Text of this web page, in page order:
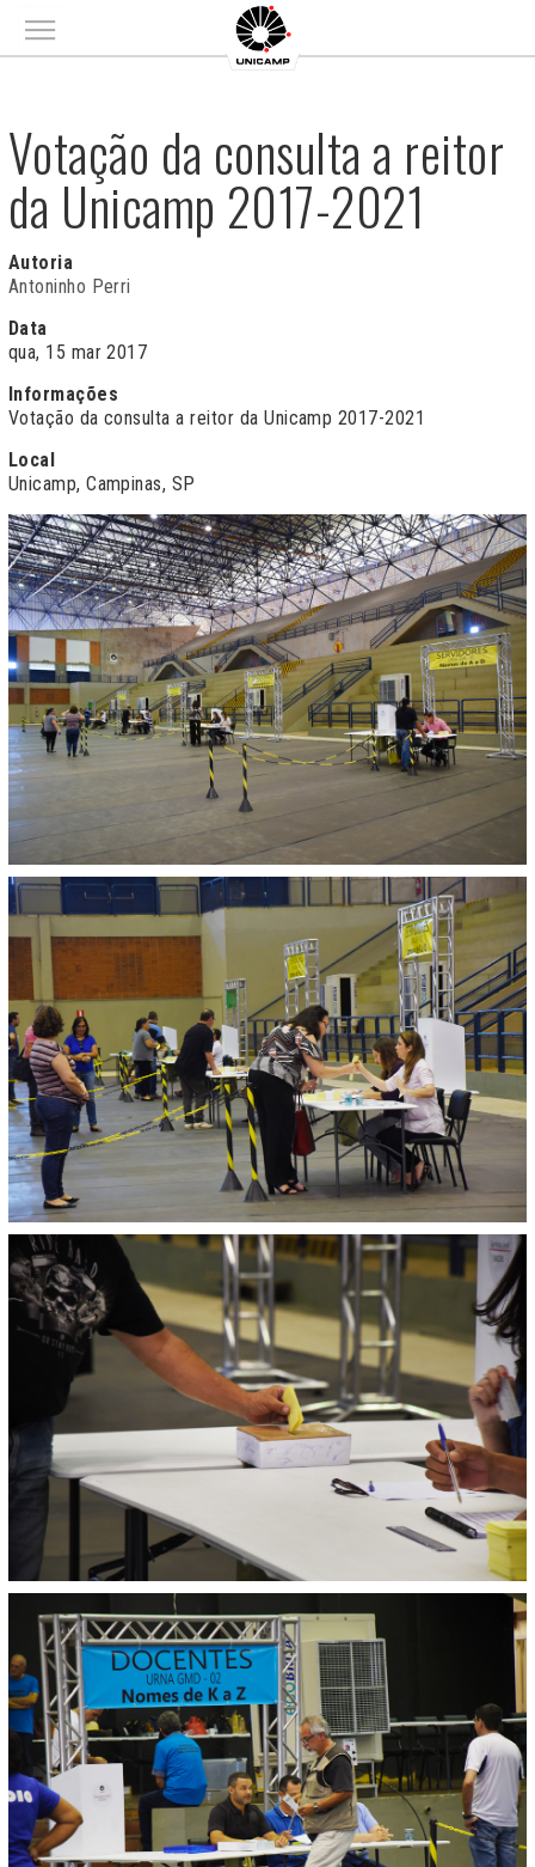
Main menu
Votação da consulta a reitor
da Unicamp 2017-2021
Autoria
Antoninho Perri
Data
qua, 15 mar 2017
Informações
Votação da consulta a reitor da Unicamp 2017-2021
Local
Unicamp, Campinas, SP